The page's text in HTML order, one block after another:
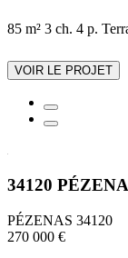
85 m² 3 ch. 4 p.
VOIR LE PROJET
34120
PÉZENAS 34120
270 000 €